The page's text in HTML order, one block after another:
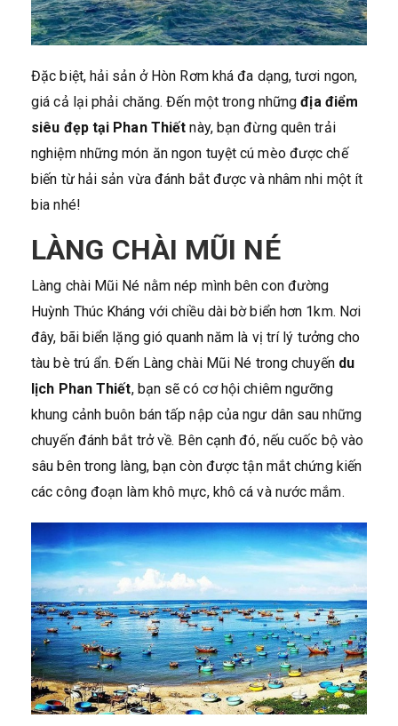
Đặc biệt, hải sản ở Hòn Rơm khá đa dạng, tươi ngon,
giá cả lại phải chăng. Đến một trong nhữngđịa điểm
siêu đẹp tại Phan Thiếtnày, bạn đừng quên trải
nghiệm những món ăn ngon tuyệt cú mèo được chế
biến từ hải sản vừa đánh bắt được và nhâm nhi một ít
bia nhé!
LÀNG CHÀI MŨI NÉ
Làng chài Mũi Né nằm nép mình bên con đường
Huỳnh Thúc Kháng với chiều dài bờ biển hơn 1km. Nơi
đây, bãi biển lặng gió quanh năm là vị trí lý tưởng cho
tàu bè trú ẩn. Đến Làng chài Mũi Né trong chuyến du
lịch Phan Thiết, bạn sẽ có cơ hội chiêm ngưỡng
khung cảnh buôn bán tấp nập của ngư dân sau những
chuyến đánh bắt trở về. Bên cạnh đó, nếu cuốc bộ vào
sâu bên trong làng, bạn còn được tận mắt chứng kiến
các công đoạn làm khô mực, khô cá và nước mắm.